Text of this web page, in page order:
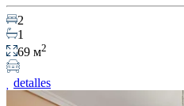
2
1
69 м2
detalles